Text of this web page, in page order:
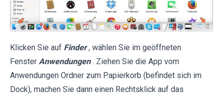
Klicken Sie auf Finder , wählen Sie im geöffneten
Fenster Anwendungen . Ziehen Sie die App vom
Anwendungen Ordner zum Papierkorb (befindet sich im
Dock), machen Sie dann einen Rechtsklick auf das